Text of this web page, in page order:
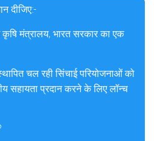
दीजिए:-
कृषि मंत्रालय, भारत सरकार का एक
चल रही सिंचाई परियोजनाओं को
सहायता प्रदान करने के लिए लॉन्च